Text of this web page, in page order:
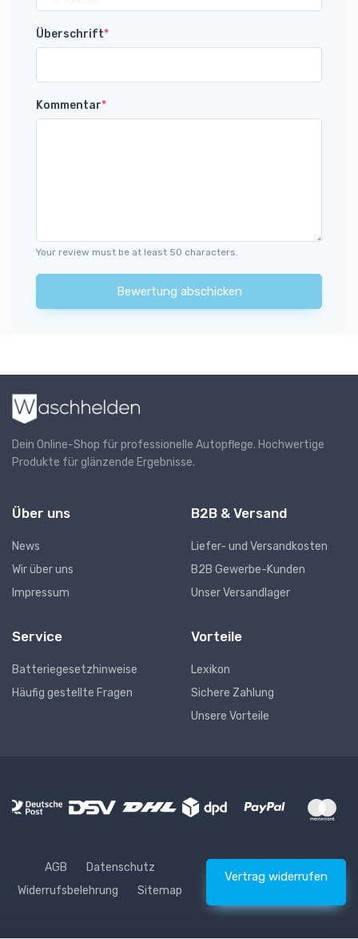
Überschrift*
Kommentar*
Your review must be at least 50 characters.
Bewertung abschicken
Dein Online-Shop für professionelle Autopflege. Hochwertige
Produkte für glänzende Ergebnisse.
Über uns
News
Wir über uns
Impressum
B2B & Versand
Liefer- und Versandkosten
B2B Gewerbe-Kunden
Unser Versandlager
Service
Batteriegesetzhinweise
Häufig gestellte Fragen
Vorteile
Lexikon
Sichere Zahlung
Unsere Vorteile
AGB
Datenschutz
Widerrufsbelehrung
Sitemap
Vertrag widerrufen